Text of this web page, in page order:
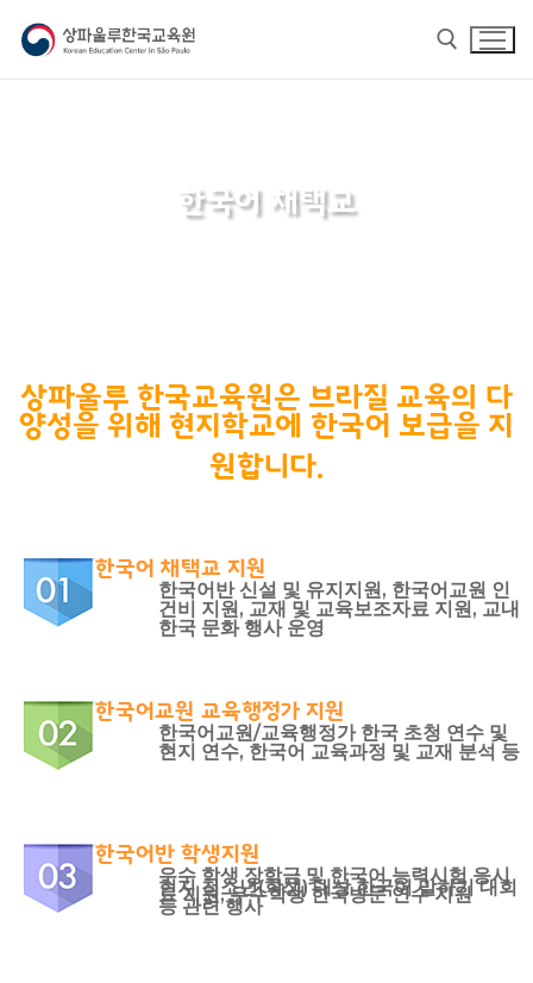
교육원 소개
교육원 소개
주요업무소개
위치 및 연락처
한국어
한국어채택교
TOPIK
한글학교 소개
한글학교 공지사항
자료실
유학 및 취업
유학 및 취업 정보 안내
모국유학
유학자료
알림마당
알림마당
보도자료
행사사진
한국어
한국어
한국어 채택교
상파울루 한국교육원은 브라질 교육의 다
양성을 위해 현지학교에 한국어 보급을 지
원합니다.
한국어 채택교 지원
한국어반 신설 및 유지지원, 한국어교원 인
건비 지원, 교재 및 교육보조자료 지원, 교내
한국 문화 행사 운영
한국어교원 교육행정가 지원
한국어교원/교육행정가 한국 초청 연수 및
현지 연수, 한국어 교육과정 및 교재 분석 등
한국어반 학생지원
우수 학생 장학금 및 한국어 능력시험 응시
료 지원, 우수학생 한국방문 연수 지원
현지 청소년(학생) 대상 한국어 말하기 대회
등 관련 행사